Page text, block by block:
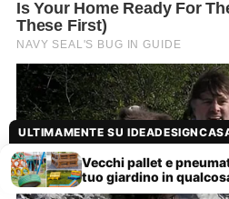
ULTIMAMENTE SU
Vecchi pallet e
tuo giardino in